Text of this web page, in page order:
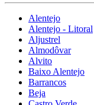
Alentejo
Alentejo - Litoral
Aljustrel
Almodôvar
Alvito
Baixo Alentejo
Barrancos
Beja